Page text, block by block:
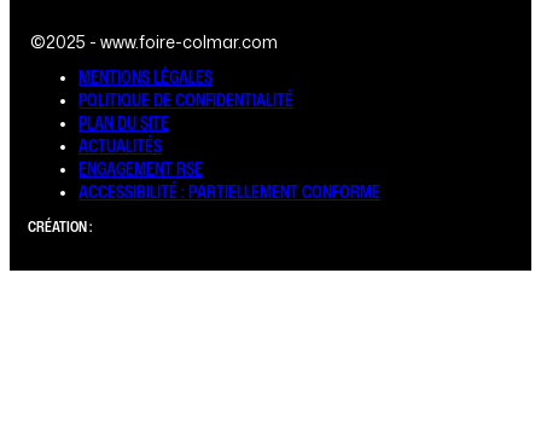
©2025 - www.foire-colmar.com
MENTIONS LÉGALES
POLITIQUE DE CONFIDENTIALITÉ
PLAN DU SITE
ACTUALITÉS
ENGAGEMENT RSE
ACCESSIBILITÉ : PARTIELLEMENT CONFORME
CRÉATION :